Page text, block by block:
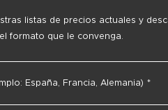
listas de precios actuales y
formato que le convenga.